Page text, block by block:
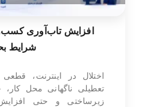
افزایش تاب‌آوری
شرایط
اختلال در اینترنت،
تعطیلی ناگهانی محل
زیرساختی و حتی